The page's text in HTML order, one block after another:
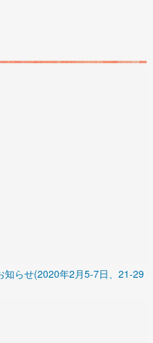
知らせ(2020年2月5-7日、21-29